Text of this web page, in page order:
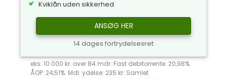
Kviklån uden sikkerhed
ANSØG HER
14 dages fortrydelsesret
eks: 10.000 kr. over 84 mdr. Fast debitorrente: 20,98%.
ÅOP: 24,51%. Mdl. ydelse: 235 kr. Samlet